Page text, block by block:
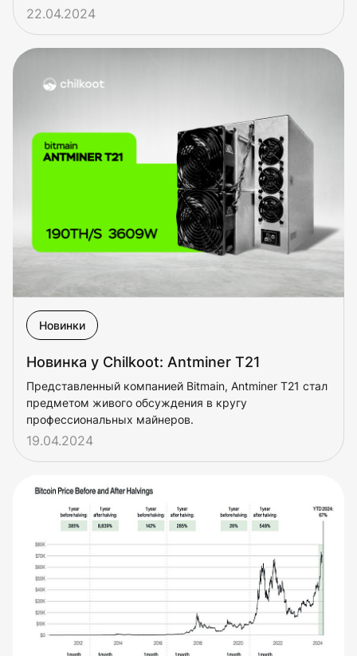
22.04.2024
Новинки
Новинка у Chilkoot: Antminer T21
Представленный компанией Bitmain, Antminer T21 стал
предметом живого обсуждения в кругу
профессиональных майнеров.
19.04.2024